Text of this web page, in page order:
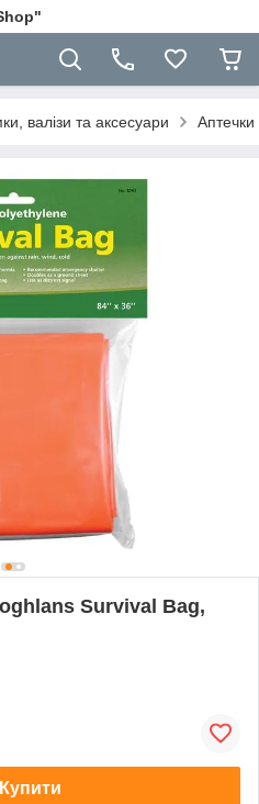
валізи та аксесуари Аптечки
Survival Bag,
Купити